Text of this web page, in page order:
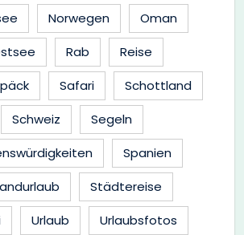
Norwegen
Oman
Rab
Reise
Safari
Schottland
Schweiz
Segeln
Spanien
Städtereise
Urlaub
Urlaubsfotos